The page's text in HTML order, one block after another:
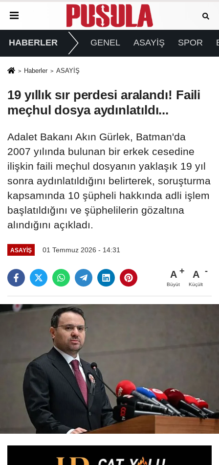
HABERLER GENEL ASAYİŞ SPOR
Haberler ASAYİŞ
19 yıllık sır perdesi aralandı! Faili
meçhul dosya aydınlatıldı...
Adalet Bakanı Akın Gürlek, Batman'da
2007 yılında bulunan bir erkek cesedine
ilişkin faili meçhul dosyanın yaklaşık 19 yıl
sonra aydınlatıldığını belirterek, soruşturma
kapsamında 10 şüpheli hakkında adli işlem
başlatıldığını ve şüphelilerin gözaltına
alındığını açıkladı.
ASAYİŞ 01 Temmuz 2026 - 14:31
A
Büyüt
A
Küçült